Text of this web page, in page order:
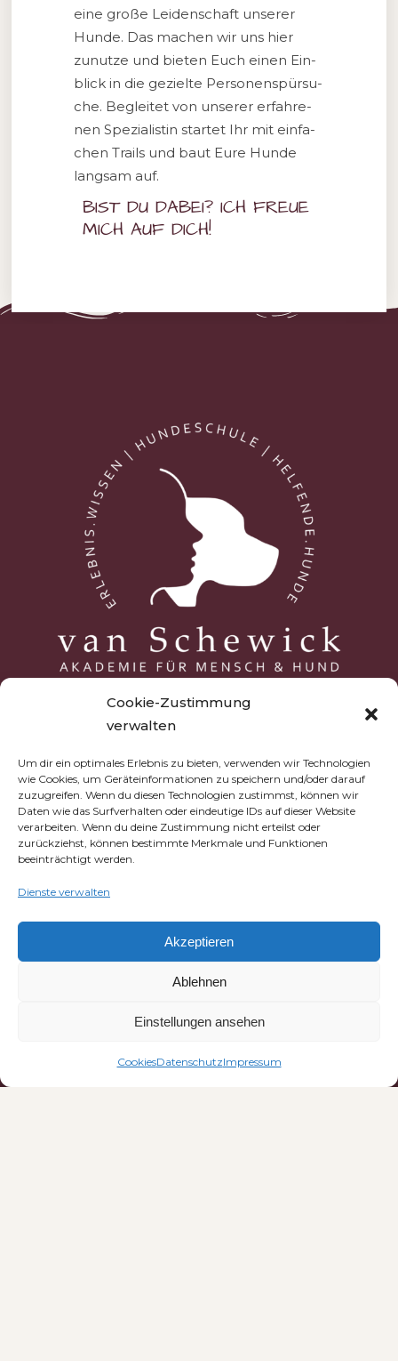
Cookie-Zustimmung
verwalten
Um dir ein optimales Erlebnis zu bieten, verwenden wir Technologien
wie Cookies, um Geräteinformationen zu speichern und/oder darauf
zuzugreifen. Wenn du diesen Technologien zustimmst, können wir
Daten wie das Surfverhalten oder eindeutige IDs auf dieser Website
verarbeiten. Wenn du deine Zustimmung nicht erteilst oder
zurückziehst, können bestimmte Merkmale und Funktionen
beeinträchtigt werden.
Dienste verwalten
Akzeptieren
Ablehnen
Einstellungen ansehen
Coo­kiesDaten­schutzImpres­sum
eine große Lei­den­schaft unse­rer
Hunde. Das machen wir uns hier
zunut­ze und bie­ten Euch einen Ein­
blick in die geziel­te Per­so­nen­spür­su­
che. Beglei­tet von unse­rer erfah­re­
nen Spe­zia­lis­tin star­tet Ihr mit ein­fa­
chen Trails und baut Eure Hunde
lang­sam auf.
BIST DU DABEI? ICH FREUE
MICH AUF DICH!
NAVIGATION
STARTSEITE